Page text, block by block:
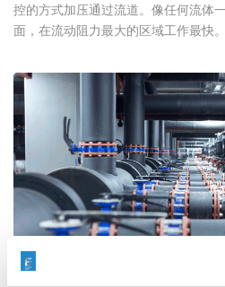
控的方式加压通过流道。像任何流体
面，在流动阻力最大的区域工作最快。